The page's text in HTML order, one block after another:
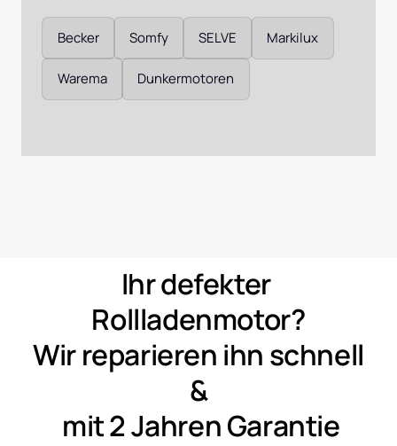
Becker Somfy SELVE Markilux
Warema Dunkermotoren
Ihr
defekter
Rollladenmotor?
Wir reparieren ihn
&
mit 2 Jahren Garantie